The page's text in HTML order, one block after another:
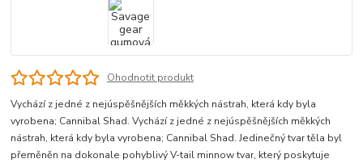
Ohodnotit produkt
Vychází z jedné z nejúspěšnějších měkkých nástrah, která kdy byla
vyrobena; Cannibal Shad. Vychází z jedné z nejúspěšnějších měkkých
nástrah, která kdy byla vyrobena; Cannibal Shad. Jedinečný tvar těla byl
přeměněn na dokonale pohyblivý V-tail minnow tvar, který poskytuje